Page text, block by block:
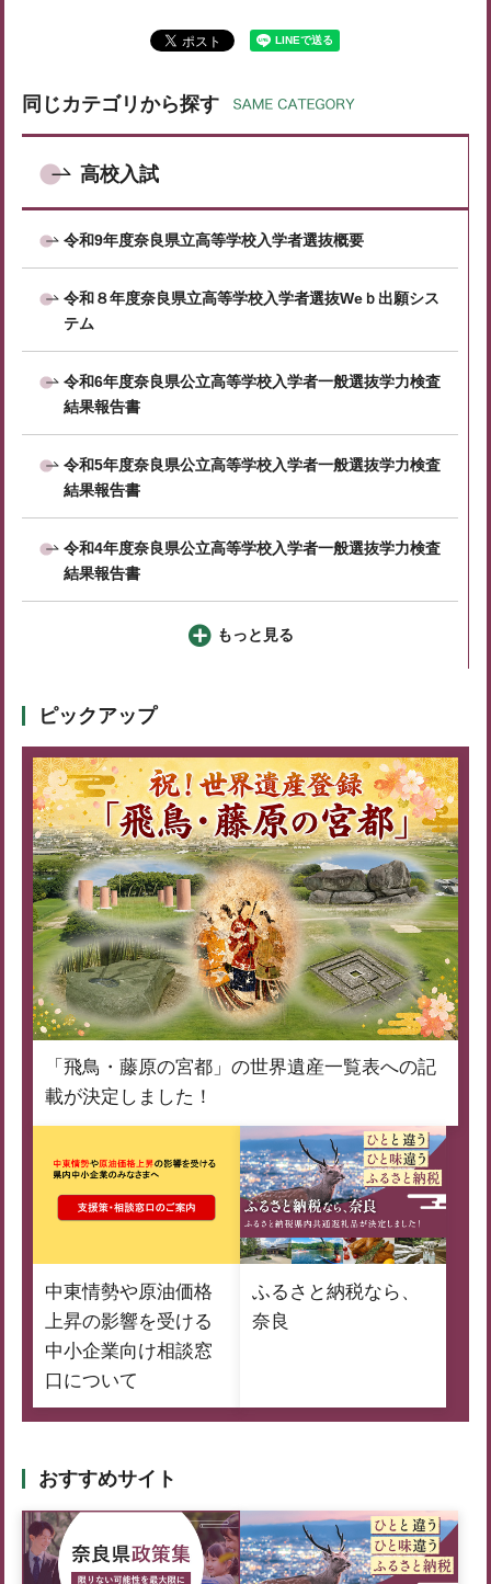
同じカテゴリから探す
高校入試
令和9年度奈良県立高等学校入学者選抜概要
令和８年度奈良県立高等学校入学者選抜Weｂ出願シス
テム
令和6年度奈良県公立高等学校入学者一般選抜学力検査
結果報告書
令和5年度奈良県公立高等学校入学者一般選抜学力検査
結果報告書
令和4年度奈良県公立高等学校入学者一般選抜学力検査
結果報告書
もっと見る
ピックアップ
「飛鳥・藤原の宮都」の世界遺産一覧表への記
載が決定しました！
中東情勢や原油価格
上昇の影響を受ける
中小企業向け相談窓
口について
ふるさと納税なら、
奈良
おすすめサイト